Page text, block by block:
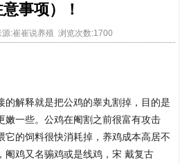
事项）！
:崔崔说养殖 浏览次数:1700
的解释就是把公鸡的睾丸割掉，目的是
嫩一些。公鸡在阉割之前很富有攻击
它的饲料很快消耗掉，养鸡成本高居不
阉鸡又名骟鸡或是线鸡，宋 戴复古